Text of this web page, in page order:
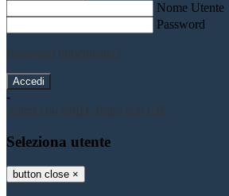
Nome Utente
Password
Password dimenticata?
-
Entra con SPID
Entra con CIE
Seleziona utente
button close ×